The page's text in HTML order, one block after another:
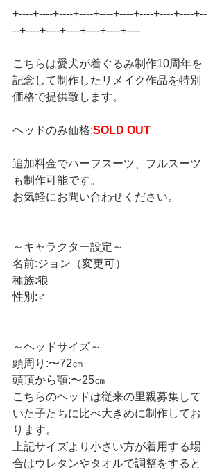
+----+----+----+----+----+----+----+----+----+--
--+----+----+----+----+----+----
こちらは愛犬が着ぐるみ制作10周年を
記念して制作したリメイク作品を特別
価格で提供致します。
ヘッドのみ価格:SOLD OUT
追加料金でハーフスーツ、フルスーツ
も制作可能です。
お気軽にお問い合わせください。
～キャラクター設定～
名前:ジョン（変更可）
種族:狼
性別:♂
～ヘッドサイズ～
頭周り:〜72㎝
頭頂から顎:〜25㎝
こちらのヘッドは従来の里親募集して
いた子たちに比べ大きめに制作してお
ります。
上記サイズより小さい方が着用する場
合はウレタンやタオルで調整をすると